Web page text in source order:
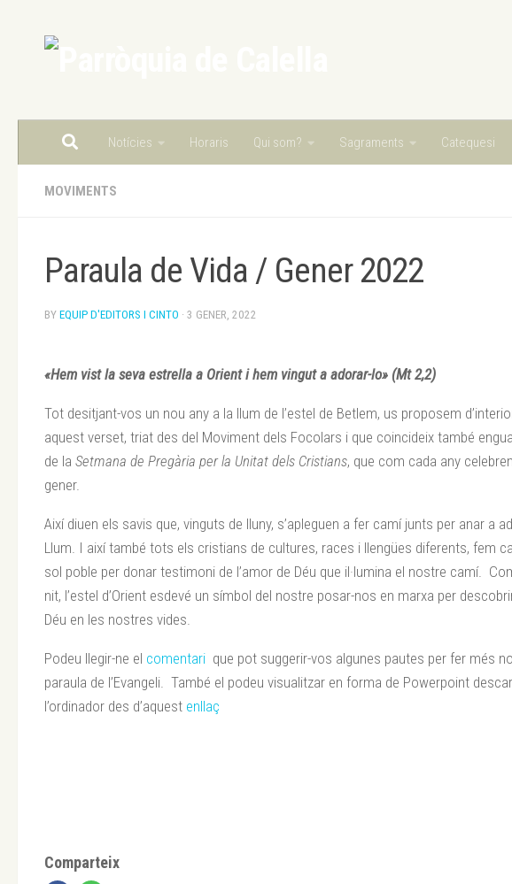
Notícies Horaris Qui som? Sagraments Catequesi
MOVIMENTS
Paraula de Vida / Gener 2022
BY EQUIP D'EDITORS I CINTO · 3 GENER, 2022
«Hem vist la seva estrella a Orient i hem vingut a adorar-lo» (Mt 2,2)
Tot desitjant-vos un nou any a la llum de l’estel de Betlem, us proposem
aquest verset, triat des del Moviment dels Focolars i que coincideix també
de la Setmana de Pregària per la Unitat dels Cristians, que com cada any
gener.
Així diuen els savis que, vinguts de lluny, s’apleguen a fer camí junts per anar a
Llum. I així també tots els cristians de cultures, races i llengües diferents, fem
sol poble per donar testimoni de l’amor de Déu que il·lumina el nostre camí.
nit, l’estel d’Orient esdevé un símbol del nostre posar-nos en marxa per
Déu en les nostres vides.
Podeu llegir-ne el comentari que pot suggerir-vos algunes pautes per fer més
paraula de l’Evangeli. També el podeu visualitzar en forma de Powerpoint
l’ordinador des d’aquest enllaç
Comparteix